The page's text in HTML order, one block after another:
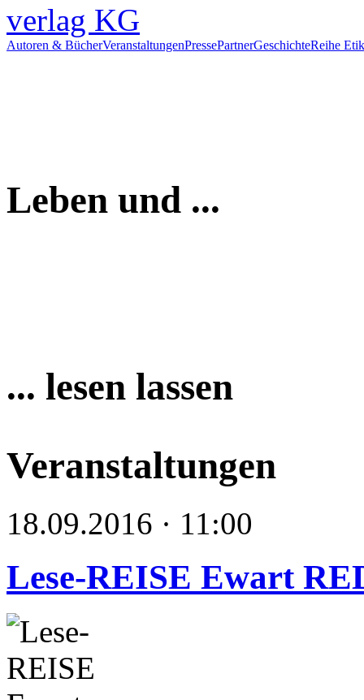
Autoren & BücherVeranstaltungenPressePartnerGeschichteReihe
Leben und ...
... lesen lassen
Veranstaltungen
18.09.2016 · 11:00
Lese-REISE Ewart